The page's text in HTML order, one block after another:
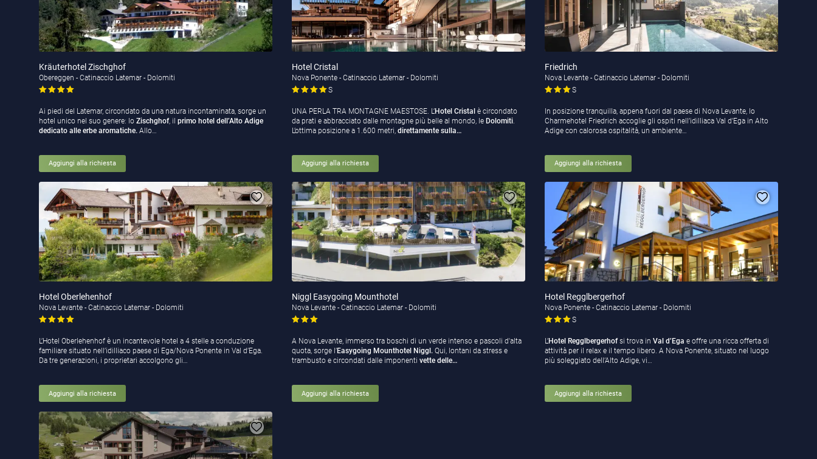
Kräuterhotel Zischghof
Obereggen - Catinaccio Latemar - Dolomiti
Ai piedi del Latemar, circondato da una natura incontaminata, sorge un
hotel unico nel suo genere: lo Zischghof, il primo hotel dell’Alto Adige
dedicato alle erbe aromatiche. Allo…
Aggiungi alla richiesta
Hotel Cristal
Nova Ponente - Catinaccio Latemar - Dolomiti
S
UNA PERLA TRA MONTAGNE MAESTOSE. L’Hotel Cristal è circondato
da prati e abbracciato dalle montagne più belle al mondo, le Dolomiti.
L’ottima posizione a 1.600 metri, direttamente sulla…
Aggiungi alla richiesta
Friedrich
Nova Levante - Catinaccio Latemar - Dolomiti
S
In posizione tranquilla, appena fuori dal paese di Nova Levante, lo
Charmehotel Friedrich accoglie gli ospiti nell’idilliaca Val d’Ega in Alto
Adige con calorosa ospitalità, un ambiente…
Aggiungi alla richiesta
Hotel Oberlehenhof
Nova Levante - Catinaccio Latemar - Dolomiti
L’Hotel Oberlehenhof è un incantevole hotel a 4 stelle a conduzione
familiare situato nell’idilliaco paese di Ega/Nova Ponente in Val d’Ega.
Da tre generazioni, i proprietari accolgono gli…
Aggiungi alla richiesta
Niggl Easygoing Mounthotel
Nova Levante - Catinaccio Latemar - Dolomiti
A Nova Levante, immerso tra boschi di un verde intenso e pascoli d'alta
quota, sorge l’Easygoing Mounthotel Niggl.Qui, lontani da stress e
trambusto e circondati dalle imponenti vette delle…
Aggiungi alla richiesta
Hotel Regglbergerhof
Nova Ponente - Catinaccio Latemar - Dolomiti
S
L’Hotel Regglbergerhofsi trova in Val d’Ega e offre una ricca offerta di
attività per il relax e il tempo libero. A Nova Ponente, situato nel luogo
più soleggiato dell’Alto Adige, vi…
Aggiungi alla richiesta